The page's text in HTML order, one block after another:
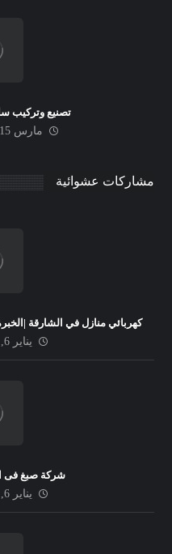
تصنيع وتركيب
مارس 15, 2025
مشاركات عشوائية
كهربائي منازل في الشارقة
يناير 6, 2025
شركة صبغ فى العين
يناير 6, 2025